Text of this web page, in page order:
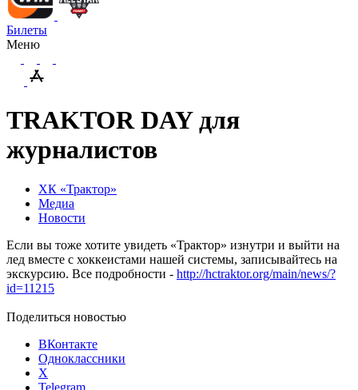
Билеты
Меню
TRAKTOR DAY для
журналистов
ХК «Трактор»
Медиа
Новости
Если вы тоже хотите увидеть «Трактор» изнутри и выйти на
лед вместе с хоккеистами нашей системы, записывайтесь на
экскурсию. Все подробности - http://hctraktor.org/main/news/?
id=11215
Поделиться новостью
ВКонтакте
Одноклассники
X
Telegram